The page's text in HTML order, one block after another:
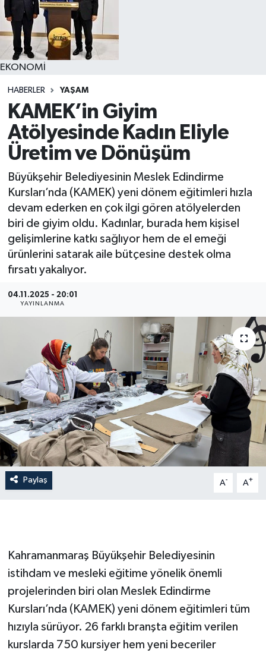
EKONOMİ
HABERLER YAŞAM
KAMEK’in Giyim
Atölyesinde Kadın Eliyle
Üretim ve Dönüşüm
Büyükşehir Belediyesinin Meslek Edindirme
Kursları’nda (KAMEK) yeni dönem eğitimleri hızla
devam ederken en çok ilgi gören atölyelerden
biri de giyim oldu. Kadınlar, burada hem kişisel
gelişimlerine katkı sağlıyor hem de el emeği
ürünlerini satarak aile bütçesine destek olma
fırsatı yakalıyor.
04.11.2025 - 20:01
YAYINLANMA
Paylaş A- A+
Kahramanmaraş Büyükşehir Belediyesinin
istihdam ve mesleki eğitime yönelik önemli
projelerinden biri olan Meslek Edindirme
Kursları’nda (KAMEK) yeni dönem eğitimleri tüm
hızıyla sürüyor. 26 farklı branşta eğitim verilen
kurslarda 750 kursiyer hem yeni beceriler
YAŞAM